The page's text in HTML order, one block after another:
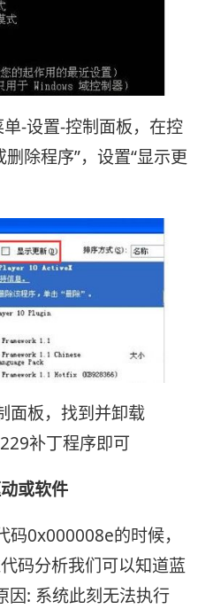
-设置-控制面板，在控
除程序”，设置“显示更
面板，找到并卸载
补丁程序即可
或软件
0x000008e的时候，
码分析我们可以知道蓝
因: 系统此刻无法执行